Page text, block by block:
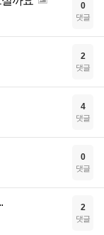
0
댓글
2
댓글
4
댓글
0
댓글
2
댓글